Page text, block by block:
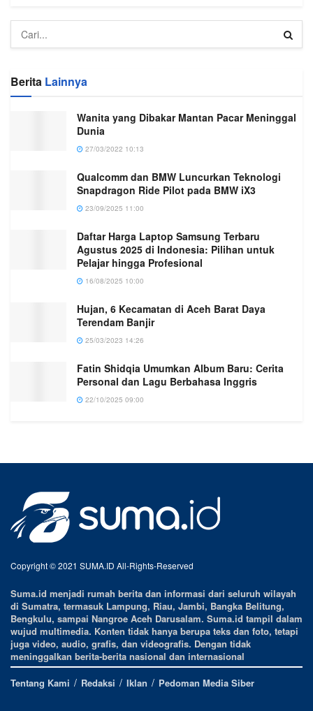
Berita Lainnya
Wanita yang Dibakar Mantan Pacar Meninggal
Dunia
27/03/2022 10:13
Qualcomm dan BMW Luncurkan Teknologi
Snapdragon Ride Pilot pada BMW iX3
23/09/2025 11:00
Daftar Harga Laptop Samsung Terbaru
Agustus 2025 di Indonesia: Pilihan untuk
Pelajar hingga Profesional
16/08/2025 10:00
Hujan, 6 Kecamatan di Aceh Barat Daya
Terendam Banjir
25/03/2023 14:26
Fatin Shidqia Umumkan Album Baru: Cerita
Personal dan Lagu Berbahasa Inggris
22/10/2025 09:00
Copyright © 2021 SUMA.ID All-Rights-Reserved
Suma.id menjadi rumah berita dan informasi dari seluruh wilayah
di Sumatra, termasuk Lampung, Riau, Jambi, Bangka Belitung,
Bengkulu, sampai Nangroe Aceh Darusalam. Suma.id tampil dalam
wujud multimedia. Konten tidak hanya berupa teks dan foto, tetapi
juga video, audio, grafis, dan videografis. Dengan tidak
meninggalkan berita-berita nasional dan internasional
Tentang Kami
Redaksi Iklan Pedoman Media Siber